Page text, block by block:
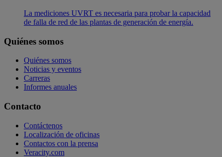
La mediciones UVRT es necesaria para probar la capacidad
de falla de red de las plantas de generación de energía.
Quiénes somos
Quiénes somos
Noticias y eventos
Carreras
Informes anuales
Contacto
Contáctenos
Localización de oficinas
Contactos con la prensa
Veracity.com